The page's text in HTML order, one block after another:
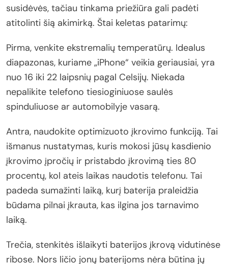
susidėvės, tačiau tinkama priežiūra gali padėti
atitolinti šią akimirką. Štai keletas patarimų:
Pirma, venkite ekstremalių temperatūrų. Idealus
diapazonas, kuriame „iPhone“ veikia geriausiai, yra
nuo 16 iki 22 laipsnių pagal Celsijų. Niekada
nepalikite telefono tiesioginiuose saulės
spinduliuose ar automobilyje vasarą.
Antra, naudokite optimizuoto įkrovimo funkciją. Tai
išmanus nustatymas, kuris mokosi jūsų kasdienio
įkrovimo įpročių ir pristabdo įkrovimą ties 80
procentų, kol ateis laikas naudotis telefonu. Tai
padeda sumažinti laiką, kurį baterija praleidžia
būdama pilnai įkrauta, kas ilgina jos tarnavimo
laiką.
Trečia, stenkitės išlaikyti baterijos įkrovą vidutinėse
ribose. Nors ličio jonų baterijoms nėra būtina jų